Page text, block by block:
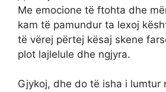
Me emocione të ftohta dhe
kam të pamundur ta lexoj
të vërej përtej kësaj skene
plot lajlelule dhe ngjyra.
Gjykoj, dhe do të isha i lumtur